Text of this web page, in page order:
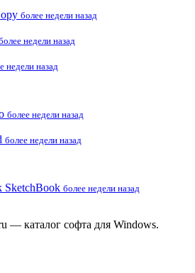
более недели назад
недели назад
недели назад
более недели назад
более недели назад
SketchBook более недели назад
— каталог софта для Windows.